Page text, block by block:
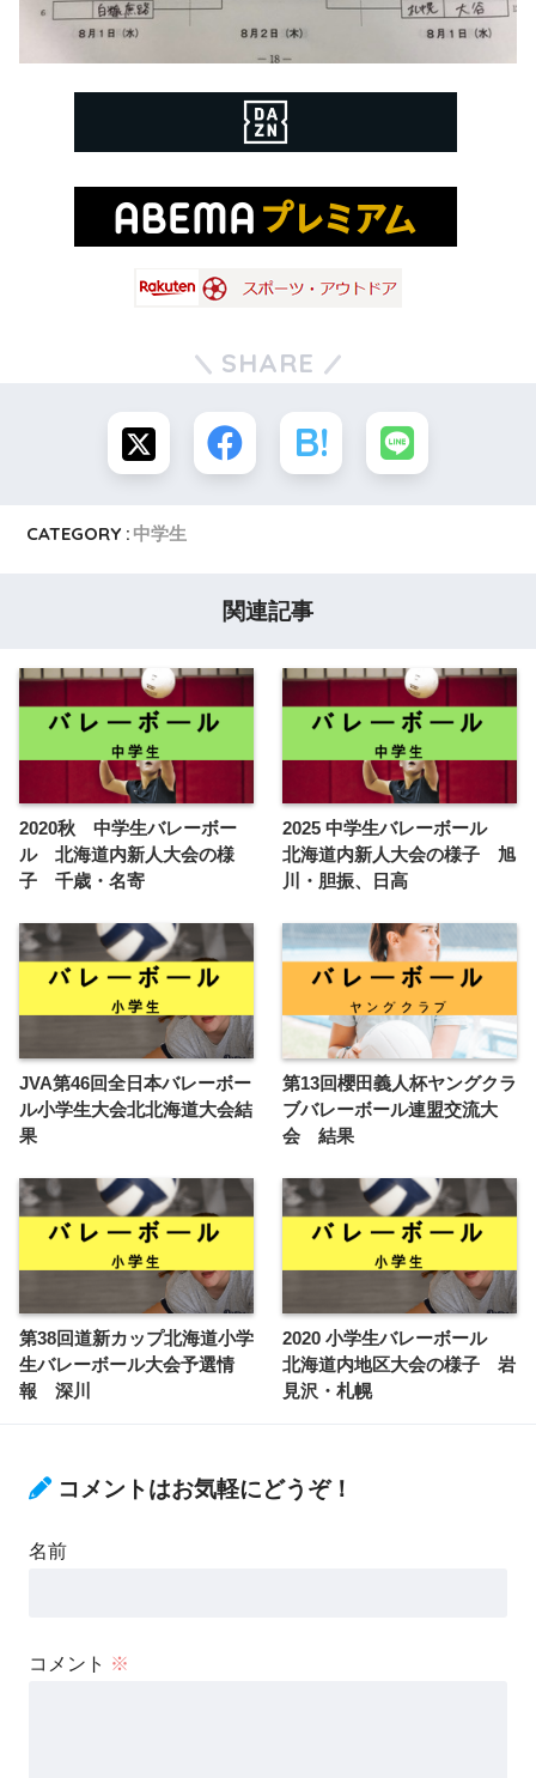
SHARE
CATEGORY : 中学生
関連記事
2020秋 中学生バレーボー
ル 北海道内新人大会の様
子 千歳・名寄
2025 中学生バレーボール
北海道内新人大会の様子 旭
川・胆振、日高
JVA第46回全日本バレーボー
ル小学生大会北北海道大会結
果
第13回櫻田義人杯ヤングクラ
ブバレーボール連盟交流大
会 結果
第38回道新カップ北海道小学
生バレーボール大会予選情
報 深川
2020 小学生バレーボール
北海道内地区大会の様子 岩
見沢・札幌
コメントはお気軽にどうぞ！
名前
コメント ※